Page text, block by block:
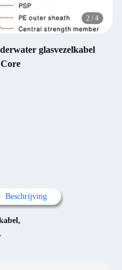
2 / 4
glasvezelkabel
Beschrijving
,